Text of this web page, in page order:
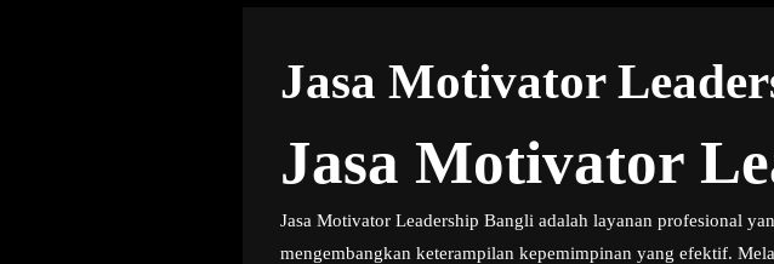
Jasa Motivator
Jasa Motivator
Jasa Motivator Leadership Bangli adalah layanan profesional
mengembangkan keterampilan kepemimpinan yang efektif.